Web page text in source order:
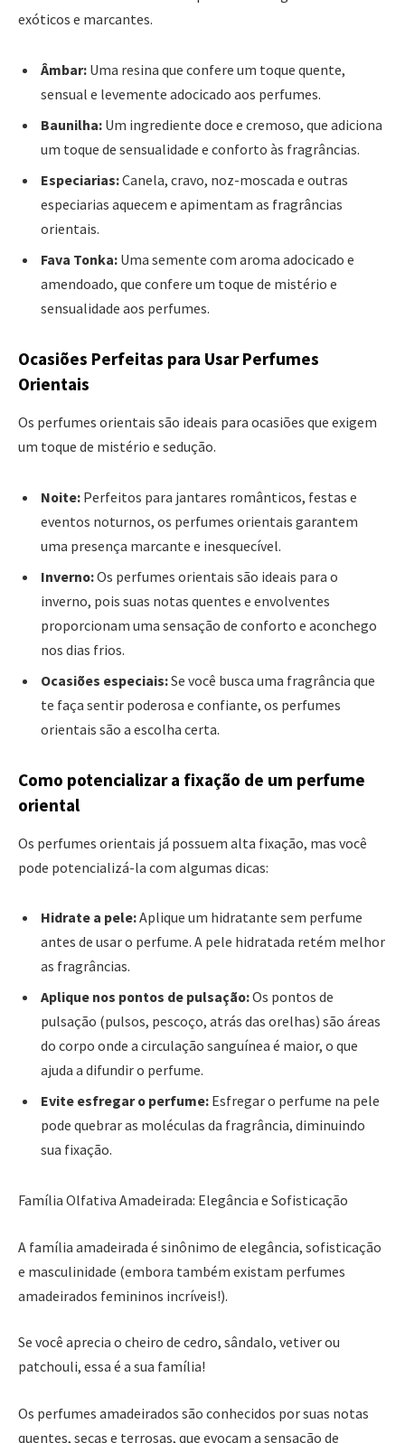
exóticos e marcantes.
Âmbar: Uma resina que confere um toque quente,
sensual e levemente adocicado aos perfumes.
Baunilha: Um ingrediente doce e cremoso, que adiciona
um toque de sensualidade e conforto às fragrâncias.
Especiarias:Canela, cravo, noz-moscada e outras
especiarias aquecem e apimentam as fragrâncias
orientais.
Fava Tonka: Uma semente com aroma adocicado e
amendoado, que confere um toque de mistério e
sensualidade aos perfumes.
Ocasiões Perfeitas para Usar Perfumes
Orientais
Os perfumes orientais são ideais para ocasiões que exigem
um toque de mistério e sedução.
Noite: Perfeitos para jantares românticos, festas e
eventos noturnos, os perfumes orientais garantem
uma presença marcante e inesquecível.
Inverno:Os perfumes orientais são ideais para o
inverno, pois suas notas quentes e envolventes
proporcionam uma sensação de conforto e aconchego
nos dias frios.
Ocasiões especiais:Se você busca uma fragrância que
te faça sentir poderosa e confiante, os perfumes
orientais são a escolha certa.
Como potencializar a fixação de um perfume
oriental
Os perfumes orientais já possuem alta fixação, mas você
pode potencializá-la com algumas dicas:
Hidrate a pele:Aplique um hidratante sem perfume
antes de usar o perfume. A pele hidratada retém melhor
as fragrâncias.
Aplique nos pontos de pulsação:Os pontos de
pulsação (pulsos, pescoço, atrás das orelhas) são áreas
do corpo onde a circulação sanguínea é maior, o que
ajuda a difundir o perfume.
Evite esfregar o perfume: Esfregar o perfume na pele
pode quebrar as moléculas da fragrância, diminuindo
sua fixação.
Família Olfativa Amadeirada: Elegância e Sofisticação
A família amadeirada é sinônimo de elegância, sofisticação
e masculinidade (embora também existam perfumes
amadeirados femininos incríveis!).
Se você aprecia o cheiro de cedro, sândalo, vetiver ou
patchouli, essa é a sua família!
Os perfumes amadeirados são conhecidos por suas notas
quentes, secas e terrosas, que evocam a sensação de